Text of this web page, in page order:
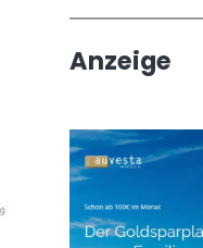
Anzeige